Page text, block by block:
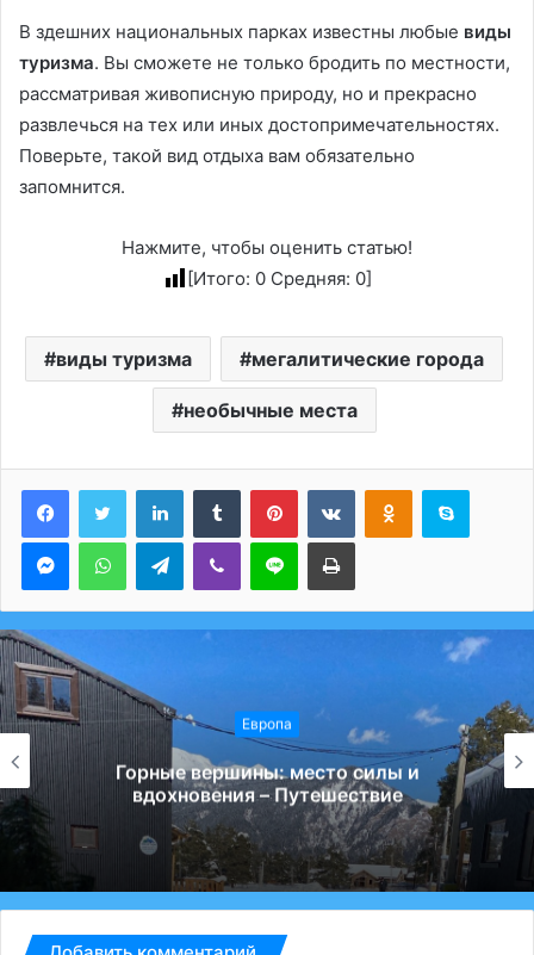
В здешних национальных парках известны любые виды
туризма. Вы сможете не только бродить по местности,
рассматривая живописную природу, но и прекрасно
развлечься на тех или иных достопримечательностях.
Поверьте, такой вид отдыха вам обязательно
запомнится.
Нажмите, чтобы оценить статью!
[Итого: 0Средняя: 0]
виды туризма мегалитические города
необычные места
LinkedInTumblr PinterestВконтактеОдноклассники
Skype
MessengerWhatsAppTelegramViber Line Печатать
Европа
Горные вершины: место силы и
вдохновения – Путешествие